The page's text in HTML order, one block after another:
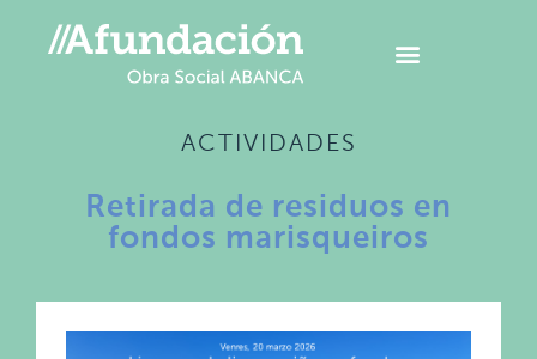
ACTIVIDADES
Retirada de residuos en
fondos marisqueiros